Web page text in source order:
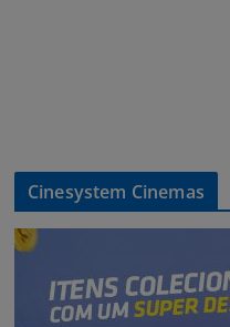
Cinesystem Cinemas